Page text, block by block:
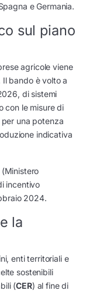
e Germania.
sul piano
agricole viene
Il bando è volto a
di sistemi
con le misure di
una potenza
indicativa
incentivo
2024.
la
enti territoriali e
sostenibili
(CER) al fine di